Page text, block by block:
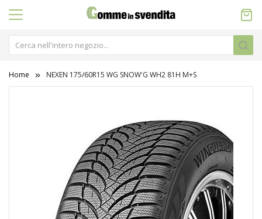
Home NEXEN 175/60R15 WG SNOW'G WH2 81H M+S